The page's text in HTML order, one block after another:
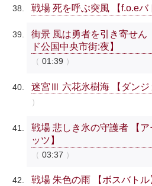
戦場 死を呼ぶ突風 【f.o.eバ
街景 風は勇者を引き寄せん
ド公国中央市街:夜】
01:39
迷宮Ⅲ 六花氷樹海 【ダンジ
戦場 悲しき氷の守護者 【ア
ッツ】
03:37
戦場 朱色の雨 【ボスバトル